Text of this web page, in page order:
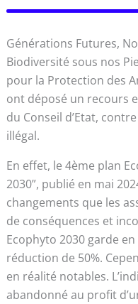
Générations Futures,
Biodiversité sous nos
pour la Protection des
ont déposé un recours
du Conseil d’Etat,
illégal.
En effet, le 4ème plan
2030”, publié en mai
changements que les
de conséquences et
Ecophyto 2030 garde
réduction de 50%.
en réalité notables.
abandonné au profit